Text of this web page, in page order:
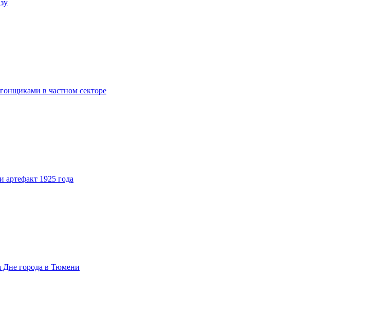
в частном секторе
1925 года
Дне города в Тюмени